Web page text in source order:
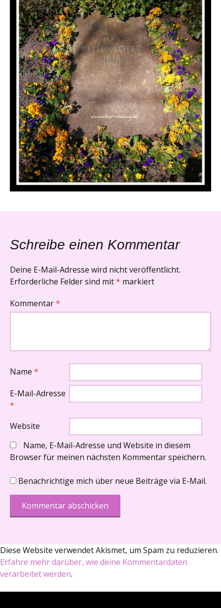
Schreibe einen Kommentar
Deine E-Mail-Adresse wird nicht veröffentlicht.
Erforderliche Felder sind mit* markiert
Kommentar*
Name *
E-Mail-Adresse
*
Website
Name, E-Mail-Adresse und Website in diesem
Browser für meinen nächsten Kommentar speichern.
Benachrichtige mich über neue Beiträge via E-Mail.
Diese Website verwendet Akismet, um Spam zu reduzieren.
Erfahre mehr darüber, wie deine Kommentardaten
verarbeitet werden.